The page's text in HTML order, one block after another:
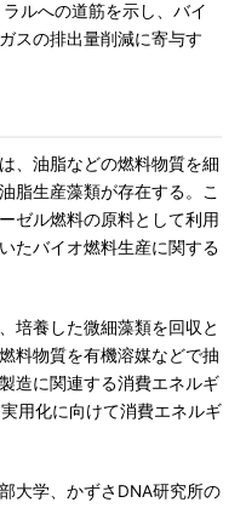
ルへの道筋を示し、バイ
スの排出量削減に寄与す
、油脂などの燃料物質を細
脂生産藻類が存在する。こ
ゼル燃料の原料として利用
たバイオ燃料生産に関する
培養した微細藻類を回収と
料物質を有機溶媒などで抽
造に関連する消費エネルギ
用化に向けて消費エネルギ
大学、かずさDNA研究所の